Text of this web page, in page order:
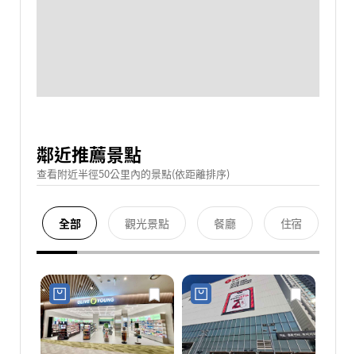
鄰近推薦景點
查看附近半徑50公里內的景點(依距離排序)
全部 觀光景點 餐廳 住宿